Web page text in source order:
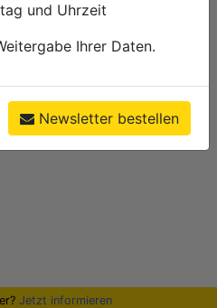
Jetzt informieren
und Uhrzeit
Ihrer Daten.
Newsletter bestellen